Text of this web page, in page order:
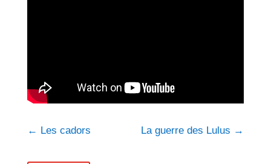
← Les cadors La guerre des Lulus →